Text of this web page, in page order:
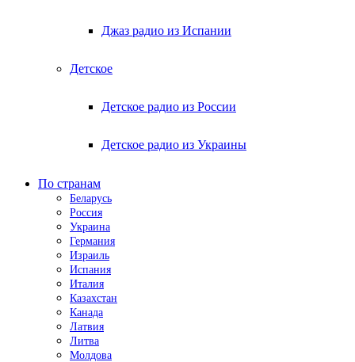
Джаз радио из Испании
Детское
Детское радио из России
Детское радио из Украины
По странам
Беларусь
Россия
Украина
Германия
Израиль
Испания
Италия
Казахстан
Канада
Латвия
Литва
Молдова